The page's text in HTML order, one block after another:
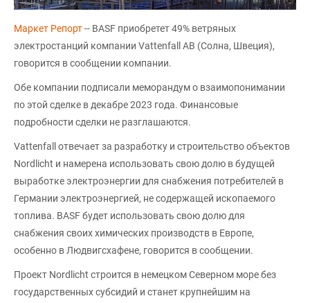
Маркет Репорт-- BASF приобретет 49% ветряных
электростанций компании Vattenfall AB (Солна, Швеция),
говорится в сообщении компании.
Обе компании подписали меморандум о взаимопонимании
по этой сделке в декабре 2023 года. Финансовые
подробности сделки не разглашаются.
Vattenfall отвечает за разработку и строительство объектов
Nordlicht и намерена использовать свою долю в будущей
выработке электроэнергии для снабжения потребителей в
Германии электроэнергией, не содержащей ископаемого
топлива. BASF будет использовать свою долю для
снабжения своих химических производств в Европе,
особенно в Людвигсхафене, говорится в сообщении.
Проект Nordlicht строится в немецком Северном море без
государственных субсидий и станет крупнейшим на